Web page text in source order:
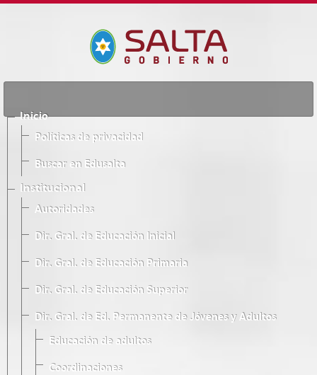
Inicio
Políticas de privacidad
Buscar en Edusalta
Institucional
Autoridades
Dir. Gral. de Educación Inicial
Dir. Gral. de Educación Primaria
Dir. Gral. de Educación Superior
Dir. Gral. de Ed. Permanente de Jóvenes y Adultos
Educación de adultos
Coordinaciones